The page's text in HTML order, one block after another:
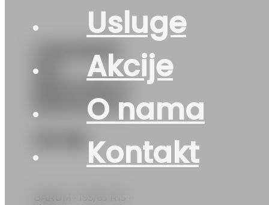
Usluge
Akcije
O nama
Kontakt
G195/65R15
91H
BARUM EVc